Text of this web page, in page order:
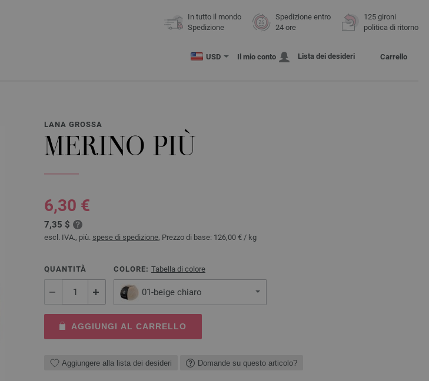
In tutto il mondo
Spedizione
Spedizione entro
24 ore
125 gironi
politica di ritorno
USD Il mio conto Lista dei desideri Carrello
LANA GROSSA
MERINO PIÙ
6,30 €
7,35 $
escl. IVA., più. spese di spedizione, Prezzo di base: 126,00 € / kg
QUANTITÀ COLORE: Tabella di colore
01-beige chiaro
AGGIUNGI AL CARRELLO
Aggiungere alla lista dei desideri Domande su questo articolo?